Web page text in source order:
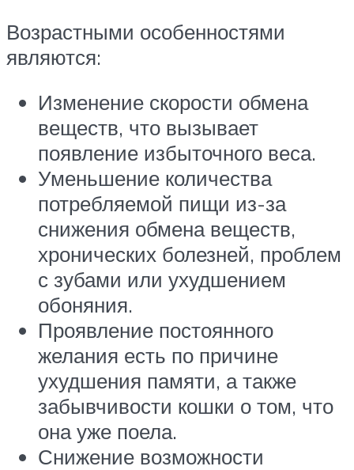
Возрастными особенностями
являются:
Изменение скорости обмена
веществ, что вызывает
появление избыточного веса.
Уменьшение количества
потребляемой пищи из-за
снижения обмена веществ,
хронических болезней, проблем
с зубами или ухудшением
обоняния.
Проявление постоянного
желания есть по причине
ухудшения памяти, а также
забывчивости кошки о том, что
она уже поела.
Снижение возможности